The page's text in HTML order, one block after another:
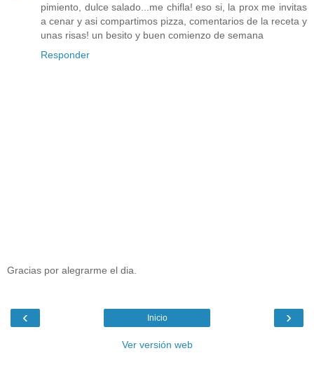
pimiento, dulce salado...me chifla! eso si, la prox me invitas
a cenar y asi compartimos pizza, comentarios de la receta y
unas risas! un besito y buen comienzo de semana
Responder
Gracias por alegrarme el dia.
‹ ›
Inicio
Ver versión web